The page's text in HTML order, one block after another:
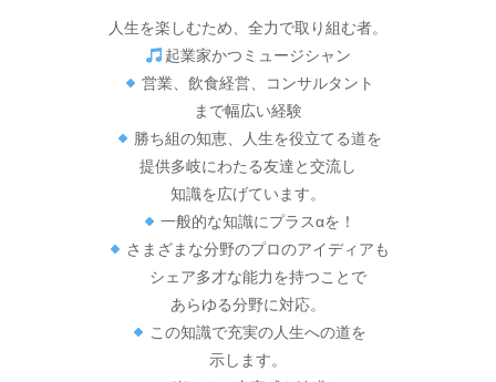
人生を楽しむため、全力で取り組む者。
起業家かつミュージシャン
営業、飲食経営、コンサルタント
まで幅広い経験
勝ち組の知恵、人生を役立てる道を
提供多岐にわたる友達と交流し
知識を広げています。
一般的な知識にプラスαを！
さまざまな分野のプロのアイディアも
シェア多才な能力を持つことで
あらゆる分野に対応。
この知識で充実の人生への道を
示します。